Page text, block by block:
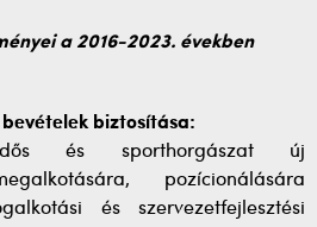
a 2016-2023. években
biztosítása:
és sporthorgászat új
pozícionálására
és szervezetfejlesztési